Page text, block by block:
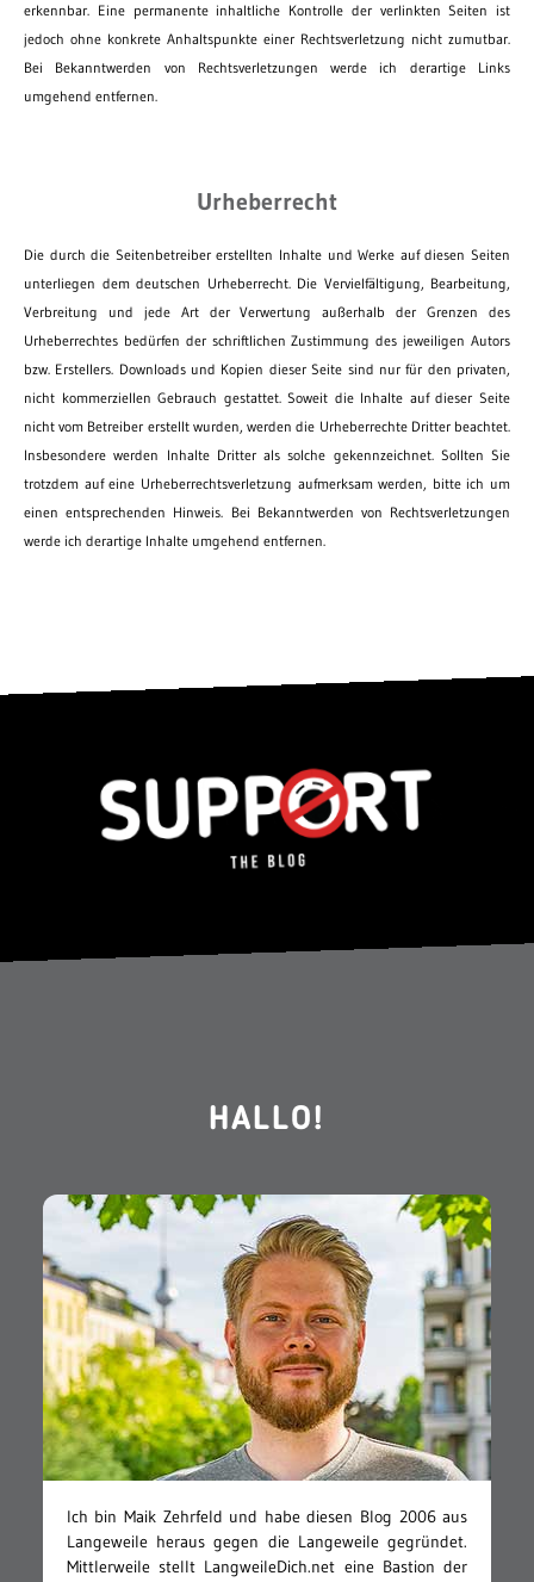
erkennbar. Eine permanente inhaltliche Kontrolle der verlinkten Seiten ist
jedoch ohne konkrete Anhaltspunkte einer Rechtsverletzung nicht zumutbar.
Bei Bekanntwerden von Rechtsverletzungen werde ich derartige Links
umgehend entfernen.
Urheberrecht
Die durch die Seitenbetreiber erstellten Inhalte und Werke auf diesen Seiten
unterliegen dem deutschen Urheberrecht. Die Vervielfältigung, Bearbeitung,
Verbreitung und jede Art der Verwertung außerhalb der Grenzen des
Urheberrechtes bedürfen der schriftlichen Zustimmung des jeweiligen Autors
bzw. Erstellers. Downloads und Kopien dieser Seite sind nur für den privaten,
nicht kommerziellen Gebrauch gestattet. Soweit die Inhalte auf dieser Seite
nicht vom Betreiber erstellt wurden, werden die Urheberrechte Dritter beachtet.
Insbesondere werden Inhalte Dritter als solche gekennzeichnet. Sollten Sie
trotzdem auf eine Urheberrechtsverletzung aufmerksam werden, bitte ich um
einen entsprechenden Hinweis. Bei Bekanntwerden von Rechtsverletzungen
werde ich derartige Inhalte umgehend entfernen.
HALLO!
Ich bin Maik Zehrfeld und habe diesen Blog 2006 aus
Langeweile heraus gegen die Langeweile gegründet.
Mittlerweile stellt LangweileDich.net eine Bastion der